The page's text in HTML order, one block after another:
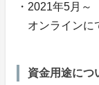
・2021年5月～
オンラインに
資金用途につ